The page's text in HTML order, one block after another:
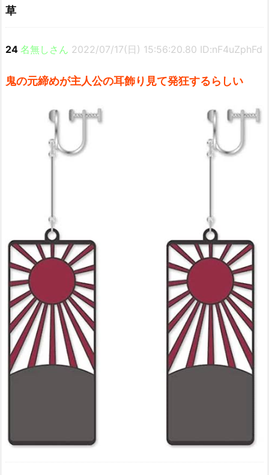
草
24 名無しさん 2022/07/17(日) 15:56:20.80 ID:nF4uZphFd
鬼の元締めが主人公の耳飾り見て発狂するらしい